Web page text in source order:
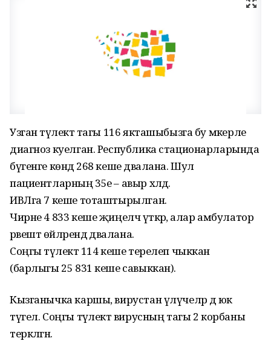
Узган тәүлектә тагы 116 якташыбызга бу мәкерле
диагноз куелган. Республика стационарларында
бүгенге көндә 268 кеше дәвалана. Шул
пациентларның 35е – авыр хәлдә.
ИВЛга 7 кеше тоташтырылган.
Чирне 4 833 кеше җиңелчә үткәрә, алар амбулатор
рәвештә өйләрендә дәвалана.
Соңгы тәүлектә 114 кеше терелеп чыккан
(барлыгы 25 831 кеше савыккан).
Кызганычка каршы, вирустан үлүчеләр дә юк
түгел. Соңгы тәүлектә вирусның тагы 2 корбаны
теркәлгән.